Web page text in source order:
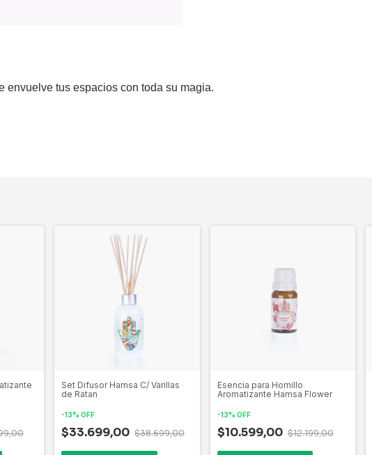
envuelve tus espacios con toda su magia.
Set Difusor Hamsa C/ Varillas
de Ratan
-13%OFF
$33.699,00 $38.699,00
Esencia para Hornillo
Aromatizante Hamsa Flower
-13% OFF
$10.599,00 $12.199,00